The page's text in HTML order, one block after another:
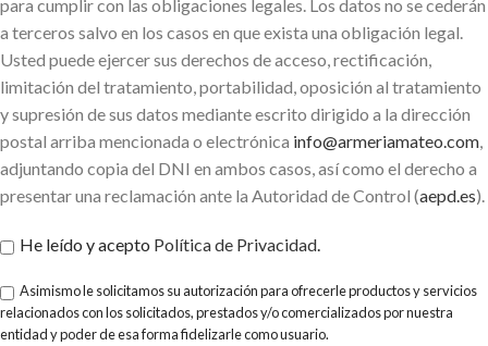
para cumplir con las obligaciones legales. Los datos no se cederán
a terceros salvo en los casos en que exista una obligación legal.
Usted puede ejercer sus derechos de acceso, rectificación,
limitación del tratamiento, portabilidad, oposición al tratamiento
y supresión de sus datos mediante escrito dirigido a la dirección
postal arriba mencionada o electrónica info@armeriamateo.com,
adjuntando copia del DNI en ambos casos, así como el derecho a
presentar una reclamación ante la Autoridad de Control (aepd.es).
He leído y acepto Política de Privacidad.
Asimismo le solicitamos su autorización para ofrecerle productos y servicios
relacionados con los solicitados, prestados y/o comercializados por nuestra
entidad y poder de esa forma fidelizarle como usuario.